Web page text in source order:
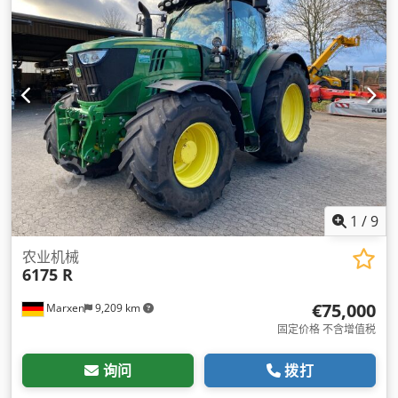
1 /9
Marxen 9,209 km
农业机械
6175 R
€75,000
固定价格 不含增值税
询问 拨打